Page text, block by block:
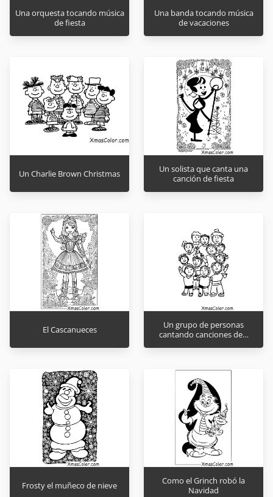
Una orquesta tocando música
de fiesta
Una banda tocando música
de vacaciones
Un Charlie Brown Christmas
Un solista que canta una
canción de fiesta
El Cascanueces
Un grupo de personas
cantando canciones de…
Frosty el muñeco de nieve
Como el Grinch robó la
Navidad